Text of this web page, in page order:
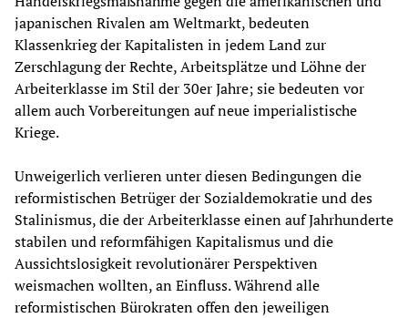
japanischen Rivalen am Weltmarkt, bedeuten
Klassenkrieg der Kapitalisten in jedem Land zur
Zerschlagung der Rechte, Arbeitsplätze und Löhne der
Arbeiterklasse im Stil der 30er Jahre; sie bedeuten vor
allem auch Vorbereitungen auf neue imperialistische
Kriege.
Unweigerlich verlieren unter diesen Bedingungen die
reformistischen Betrüger der Sozialdemokratie und des
Stalinismus, die der Arbeiterklasse einen auf Jahrhunderte
stabilen und reformfähigen Kapitalismus und die
Aussichtslosigkeit revolutionärer Perspektiven
weismachen wollten, an Einfluss. Während alle
reformistischen Bürokraten offen den jeweiligen